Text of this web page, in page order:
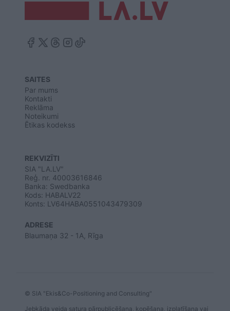
SAITES
Par mums
Kontakti
Reklāma
Noteikumi
Ētikas kodekss
REKVIZĪTI
SIA "LA.LV"
Reģ. nr. 40003616846
Banka: Swedbanka
Kods: HABALV22
Konts: LV64HABA0551043479309
ADRESE
Blaumaņa 32 - 1A, Rīga
© SIA "Ekis&Co-Positioning and Consulting"
Jebkāda veida satura pārpublicēšana, kopēšana, izplatīšana vai